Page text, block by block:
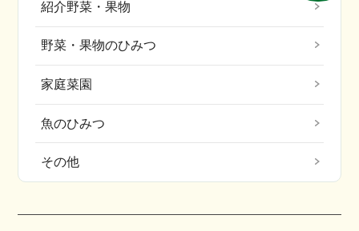
紹介野菜・果物
野菜・果物のひみつ
家庭菜園
魚のひみつ
その他